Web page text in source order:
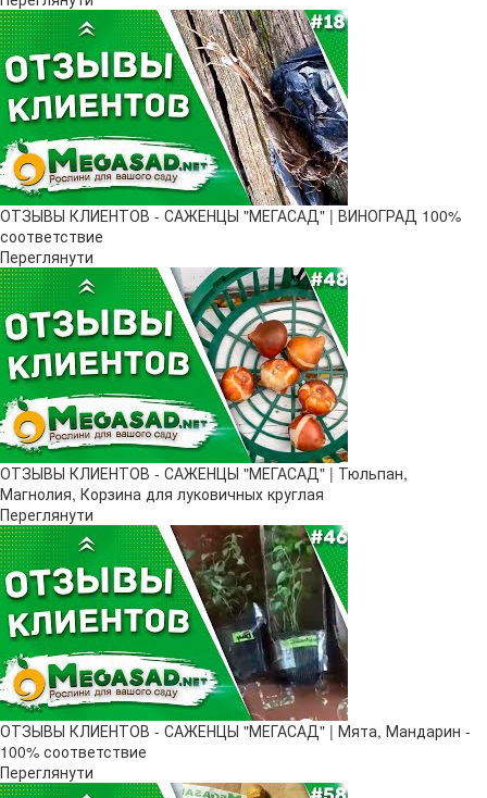
ОТЗЫВЫ КЛИЕНТОВ - САЖЕНЦЫ "МЕГАСАД" | ВИНОГРАД 100%
соответствие
Переглянути
ОТЗЫВЫ КЛИЕНТОВ - САЖЕНЦЫ "МЕГАСАД" | Тюльпан,
Магнолия, Корзина для луковичных круглая
Переглянути
ОТЗЫВЫ КЛИЕНТОВ - САЖЕНЦЫ "МЕГАСАД" | Мята, Мандарин -
100% соответствие
Переглянути